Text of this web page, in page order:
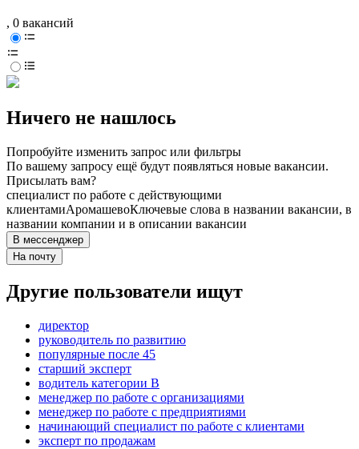
, 0 вакансий
Ничего не нашлось
Попробуйте изменить запрос или фильтры
По вашему запросу ещё будут появляться новые вакансии.
Присылать вам?
специалист по работе с действующими
клиентамиАромашевоКлючевые слова в названии вакансии, в
названии компании и в описании вакансии
В мессенджер
На почту
Другие пользователи ищут
директор
руководитель по развитию
популярные после 45
старший эксперт
водитель категории B
менеджер по работе с организациями
менеджер по работе с предприятиями
начинающий специалист по работе с клиентами
эксперт по продажам